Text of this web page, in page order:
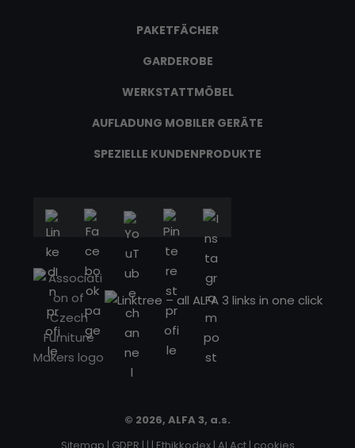
PAKETFÄCHER
GARDEROBE
WERKSTATTMÖBEL
AUFLADUNG MOBILER GERÄTE
SPEZIELLE KUNDENPRODUKTE
© 2026, ALFA 3, a.s.